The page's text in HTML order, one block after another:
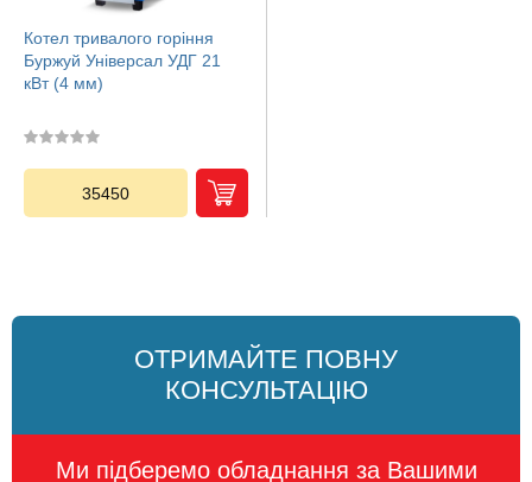
Котел тривалого горіння
Буржуй Універсал УДГ 21
кВт (4 мм)
35450
ОТРИМАЙТЕ ПОВНУ
КОНСУЛЬТАЦІЮ
Ми підберемо обладнання за Вашими